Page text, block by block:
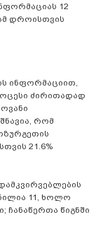
12
დროისთვის
ინფორმაციით,
ძირითადად
რომ
21.6%
11, ხოლო
ჩანაწერთა წიგნში